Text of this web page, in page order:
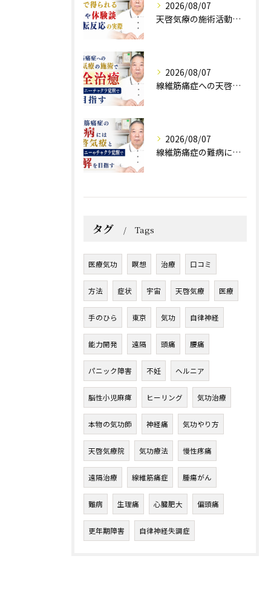
2026/08/07
天啓気療の施術活動で得られる効果や体験談と好転反応の実際
2026/08/07
線維筋痛症への天啓気療の施術で完全治癒クンダリニーチャクラ覚醒で目指す
2026/08/07
線維筋痛症の難病には天啓気療とクンダリニーやチャクラ覚醒で寛解を目指す
タグ Tags
医療気功 瞑想 治療 口コミ
方法 症状 宇宙 天啓気療 医療
手のひら 東京 気功 自律神経
能力開発 遠隔 頭痛 腰痛
パニック障害 不妊 ヘルニア
脳性小児麻痺 ヒーリング 気功治療
本物の気功師 神経痛 気功やり方
天啓気療院 気功療法 慢性疼痛
遠隔治療 線維筋痛症 腫瘍がん
難病 生理痛 心臓肥大 偏頭痛
更年期障害 自律神経失調症